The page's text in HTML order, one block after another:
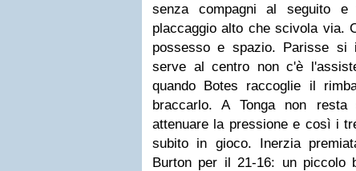
senza compagni al seguito
placcaggio alto che scivola via.
possesso e spazio. Parisse si
serve al centro non c'è
quando Botes raccoglie il
braccarlo. A Tonga non
attenuare la pressione e così i
subito in gioco. Inerzia
Burton per il 21-16: un piccolo